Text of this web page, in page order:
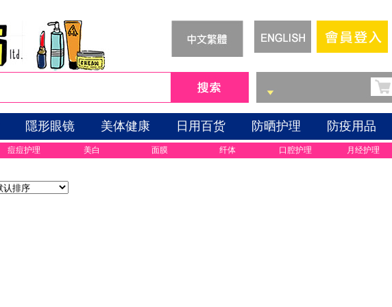
隱形眼镜 美体健康 日用百货 防晒护理 防疫用品
痘痘护理 美白 面膜 纤体 口腔护理 月经护理